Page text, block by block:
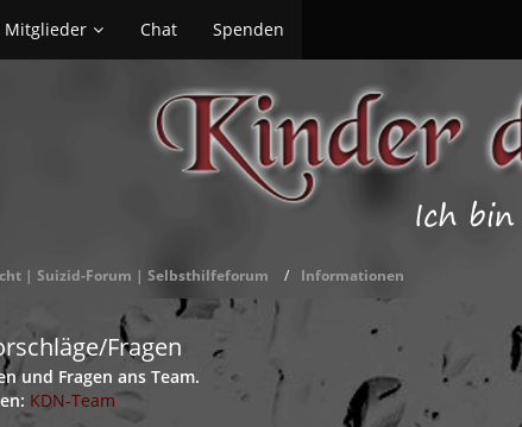
Mitglieder Chat Spenden
| Suizid-Forum | Selbsthilfeforum Informationen
Fragen
und Fragen ans Team.
KDN-Team